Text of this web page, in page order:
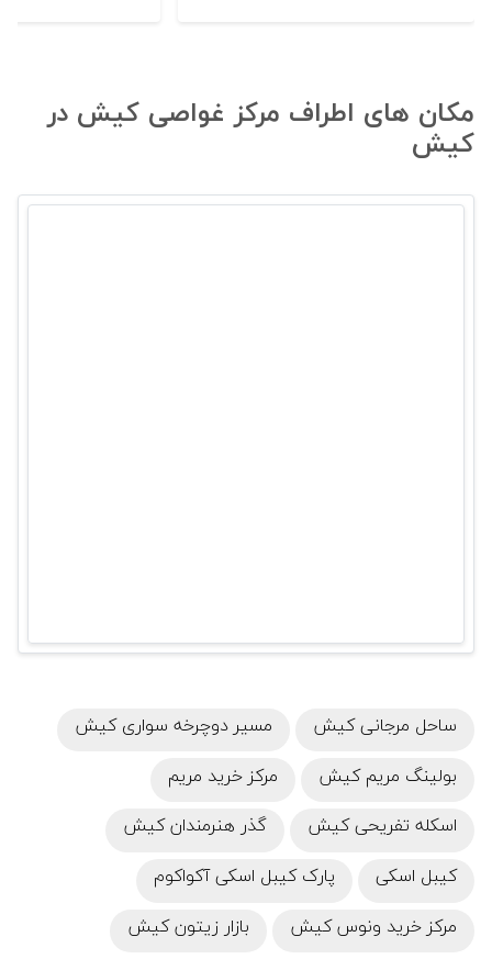
مکان های اطراف مرکز غواصی کیش در
کیش
ساحل مرجانی کیش
مسیر دوچرخه‌ سواری کیش
بولینگ مریم کیش
مرکز خرید مریم
اسکله تفریحی کیش
گذر هنرمندان کیش
کیبل اسکی
پارک کیبل اسکی آکواکوم
مرکز خرید ونوس کیش
بازار زیتون کیش